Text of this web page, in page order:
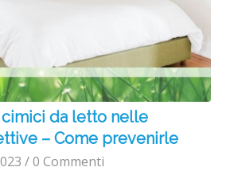
cimici da letto nelle
– Come prevenirle
/ 0 Commenti